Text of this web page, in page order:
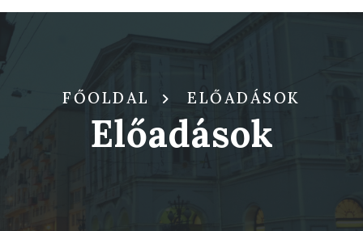
FŐOLDAL ELŐADÁSOK
Előadások